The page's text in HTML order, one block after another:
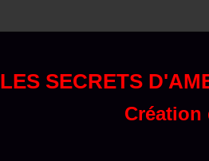
LES SECRETS
Création